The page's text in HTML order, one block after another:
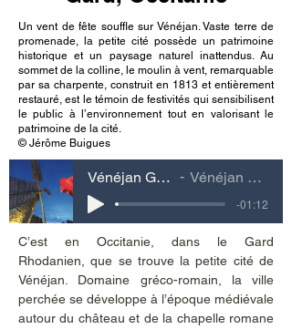
Un vent de fête souffle sur Vénéjan. Vaste terre de
promenade, la petite cité possède un patrimoine
historique et un paysage naturel inattendus. Au
sommet de la colline, le moulin à vent, remarquable
par sa charpente, construit en 1813 et entièrement
restauré, est le témoin de festivités qui sensibilisent
le public à l’environnement tout en valorisant le
patrimoine de la cité.
© Jérôme Buigues
Vénéjan Gard, Occitanie Vénéjan Gard, Occitanie
-01:12
C’est en Occitanie, dans le Gard
Rhodanien, que se trouve la petite cité de
Vénéjan. Domaine gréco-romain, la ville
perchée se développe à l’époque médiévale
autour du château et de la chapelle romane